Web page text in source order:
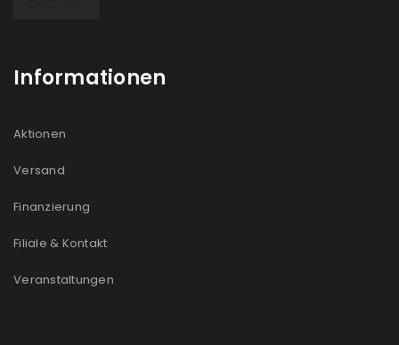
NEWSLETTER ABONNIEREN
Informationen
Aktionen
Versand
Finanzierung
Filiale & Kontakt
Veranstaltungen